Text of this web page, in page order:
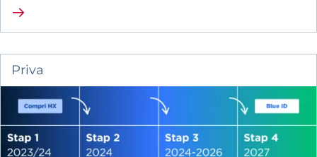
Lees verder
Priva